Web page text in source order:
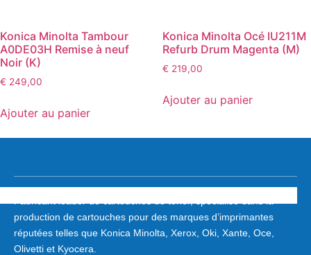
Konica Minolta Tambour
A0DE03H Remise à neuf
Noir (K)
€ 249,00
Ajouter au panier
Konica Minolta Océ IU211M
Refurb Drum Magenta (M)
€ 219,00
Ajouter au panier
production de cartouches pour des marques d’imprimantes
réputées telles que Konica Minolta, Xerox, Oki, Xante, Oce,
Olivetti et Kyocera.